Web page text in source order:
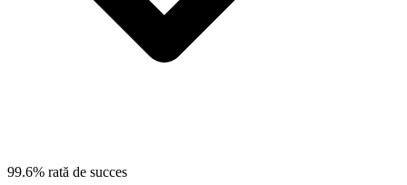
99.6% rată de succes